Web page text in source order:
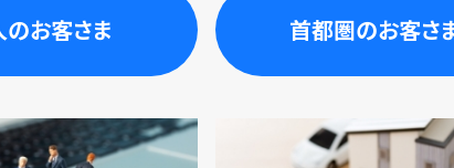
お客さま 首都圏のお客さ